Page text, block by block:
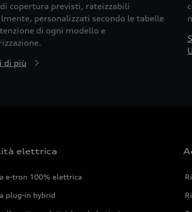
copertura previsti, rateizzabili
personalizzati secondo le tabelle
di ogni modello e
di più
elettrica
e-tron 100% elettrica
plug-in hybrid